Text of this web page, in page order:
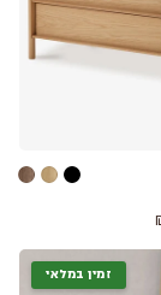
זמין במלאי